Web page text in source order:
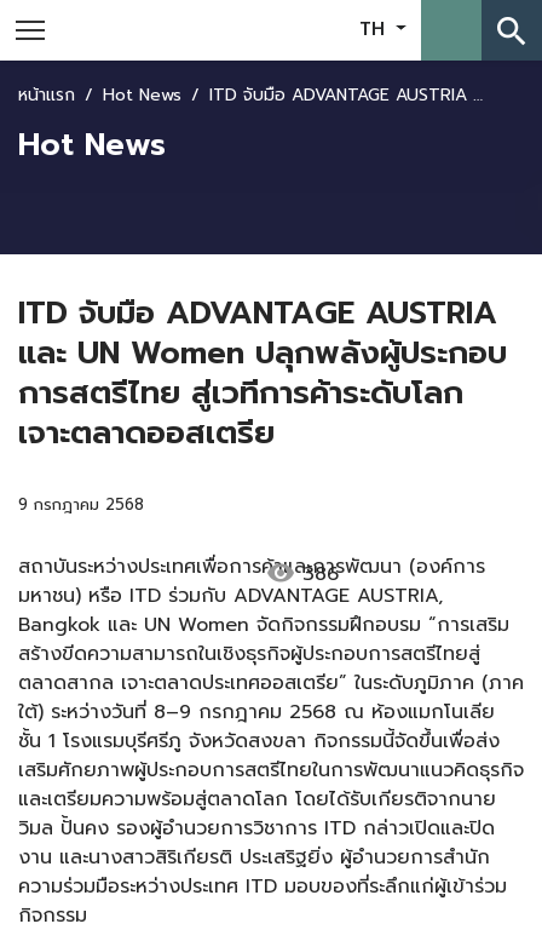
TH search
หน้าแรก Hot News ITD จับมือ ADVANTAGE AUSTRIA และ UN Women ปลุกพลังผู้ประกอบการสตรีไทย สู่เวทีการค้าระดับโลก เจาะตลาดออสเตรีย
Hot News
ITD จับมือ ADVANTAGE AUSTRIA
และ UN Women ปลุกพลังผู้ประกอบ
การสตรีไทย สู่เวทีการค้าระดับโลก
เจาะตลาดออสเตรีย
9 กรกฎาคม 2568
visibility386
สถาบันระหว่างประเทศเพื่อการค้าและการพัฒนา (องค์การ
มหาชน) หรือ ITD ร่วมกับ ADVANTAGE AUSTRIA,
Bangkok และ UN Women จัดกิจกรรมฝึกอบรม “การเสริม
สร้างขีดความสามารถในเชิงธุรกิจผู้ประกอบการสตรีไทยสู่
ตลาดสากล เจาะตลาดประเทศออสเตรีย” ในระดับภูมิภาค (ภาค
ใต้) ระหว่างวันที่ 8–9 กรกฎาคม 2568 ณ ห้องแมกโนเลีย
ชั้น 1 โรงแรมบุรีศรีภู จังหวัดสงขลา กิจกรรมนี้จัดขึ้นเพื่อส่ง
เสริมศักยภาพผู้ประกอบการสตรีไทยในการพัฒนาแนวคิดธุรกิจ
และเตรียมความพร้อมสู่ตลาดโลก โดยได้รับเกียรติจากนาย
วิมล ปั้นคง รองผู้อำนวยการวิชาการ ITD กล่าวเปิดและปิด
งาน และนางสาวสิริเกียรติ ประเสริฐยิ่ง ผู้อำนวยการสำนัก
ความร่วมมือระหว่างประเทศ ITD มอบของที่ระลึกแก่ผู้เข้าร่วม
กิจกรรม